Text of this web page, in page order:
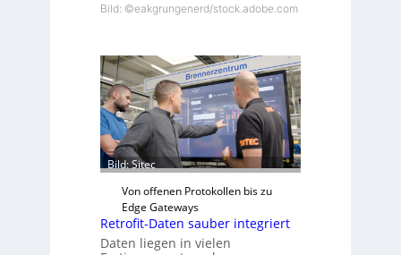
Bild: ©eakgrungenerd/stock.adobe.com
Bild: Sitec
Von offenen Protokollen bis zu
Edge Gateways
Retrofit-Daten sauber integriert
Daten liegen in vielen